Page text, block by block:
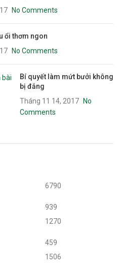
No Comments
ổi thơm ngon
No Comments
Bí quyết làm mứt bưởi không
bị đắng
Tháng 11 14, 2017
No
Comments
6790
939
1270
459
1506